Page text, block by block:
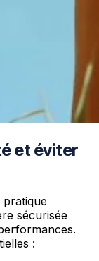
et éviter
pratique
sécurisée
: